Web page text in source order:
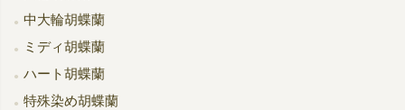
中大輪胡蝶蘭
ミディ胡蝶蘭
ハート胡蝶蘭
特殊染め胡蝶蘭